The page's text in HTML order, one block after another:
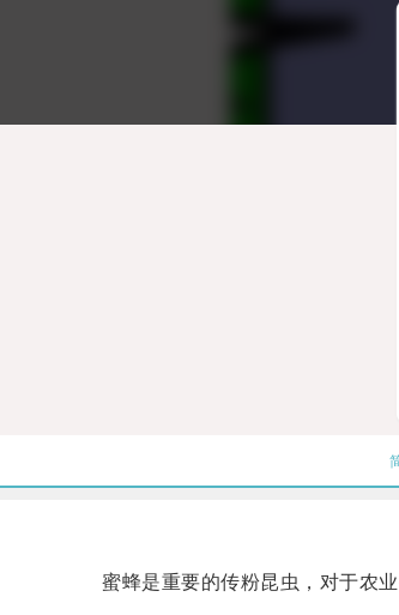
蜜蜂是重要的传粉昆虫，对于农业